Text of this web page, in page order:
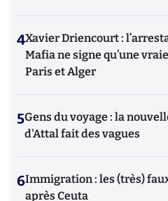
4Xavier Driencourt :
Mafia ne signe qu’une
Paris et Alger
5Gens du voyage : la
d'Attal fait des vagues
6Immigration : les (très)
après Ceuta